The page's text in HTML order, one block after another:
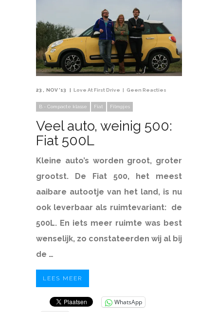
23 NOV '13 Love At First Drive Geen Reacties
B - Compacte klasse Fiat Filmpjes
Veel auto, weinig 500:
Fiat 500L
Kleine auto’s worden groot, groter
grootst. De Fiat 500, het meest
aaibare autootje van het land, is nu
ook leverbaar als ruimtevariant: de
500L. En iets meer ruimte was best
wenselijk, zo constateerden wij al bij
de …
LEES MEER
WhatsApp